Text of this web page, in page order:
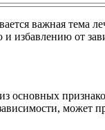
важная тема
избавлению от
может